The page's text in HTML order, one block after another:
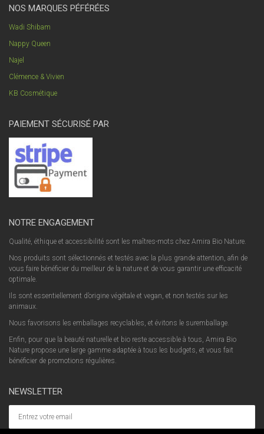
NOS MARQUES PÉFÉRÉES
Wadi Shibam
Nappy Queen
Najel
Clémence & Vivien
KB Cosmétique
PAIEMENT SÉCURISÉ PAR
NOTRE ENGAGEMENT
Qualité, éthique et accessibilité sont les maîtres-mots chez Amira Bio Nature.
Nos produits sont sélectionnés et testés avec la plus grande attention, afin de
vous faire bénéficier du meilleur de la nature et de vous garantir une efficacité
optimale.
Ils sont essentiellement d’origine végétale et vegan, et non testés sur les
animaux.
Nous favorisons les emballages recyclables, et évitons le suremballage.
Enfin, pour que la beauté naturelle et bio reste accessible à tous, Amira Bio
Nature propose une large gamme adaptée à tous les budgets, et vous fait
bénéficier de promotions régulières.
NEWSLETTER